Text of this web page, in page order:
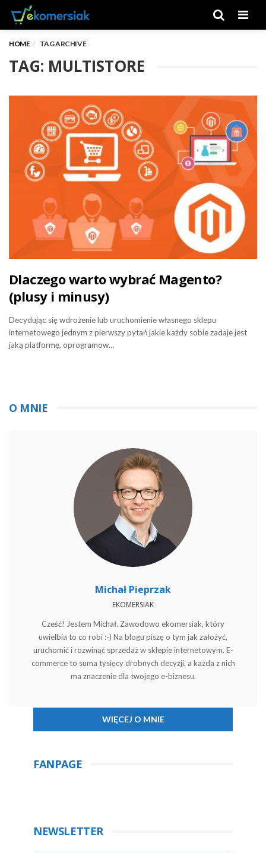
HOME TAG ARCHIVE
TAG: MULTISTORE
Dlaczego warto wybrać Magento?
(plusy i minusy)
Decydując się wdrożenie lub uruchomienie własnego sklepu
internetowego jednym z pierwszy pytań jakie każdy sobie zadaje jest
jaką platformę, oprogramow…
O MNIE
Michał Pieprzak
EKOMERSIAK
Cześć! Jestem Michał. Zawodowo ekomersiak, który
uwielbia to co robi :-) Na blogu piszę o tym jak założyć,
uruchomić i rozwinąć sprzedaż w sklepie internetowym. E-
commerce to suma tysięcy drobnych decyzji, a każda z nich
ma znaczenie dla twojego e-biznesu.
WIĘCEJ O MNIE
FANPAGE
NEWSLETTER